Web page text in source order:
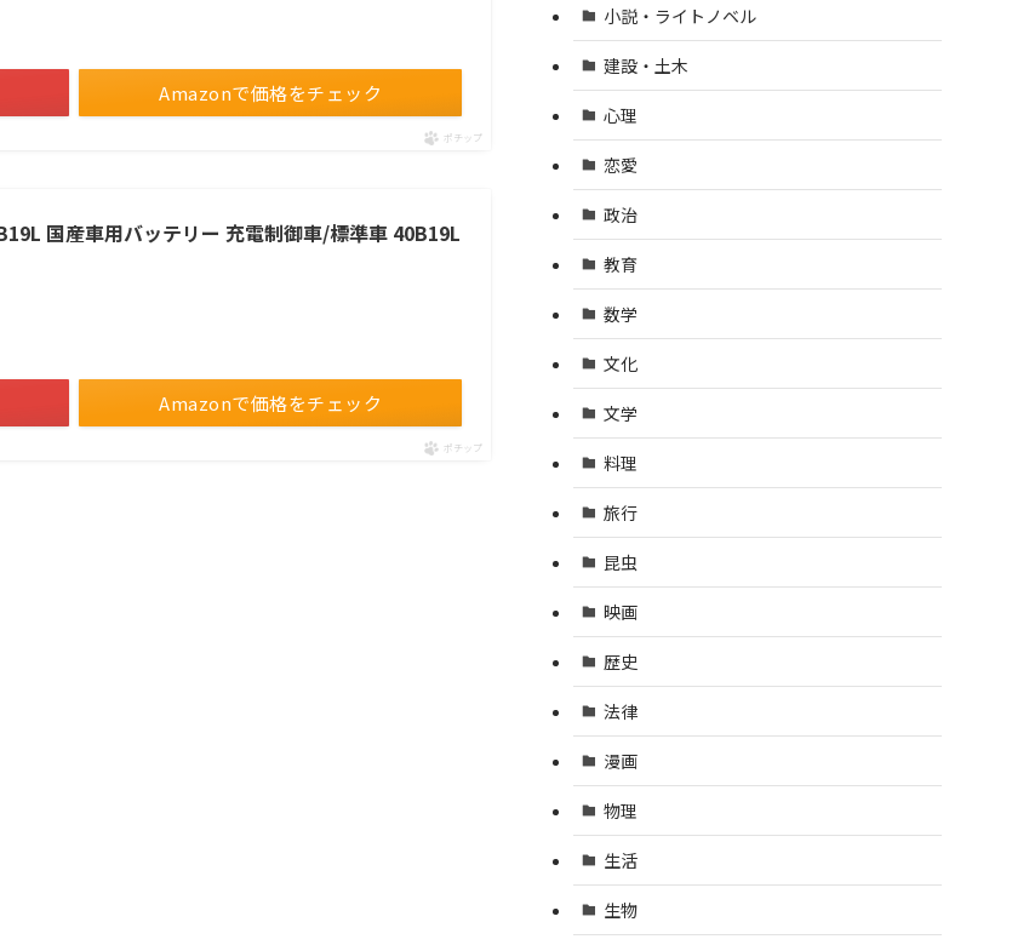
Amazonで価格をチェック
ポチップ
国産車用バッテリー 充電制御車/標準車 40B19L
Amazonで価格をチェック
ポチップ
小説・ライトノベル
建設・土木
心理
恋愛
政治
教育
数学
文化
文学
料理
旅行
昆虫
映画
歴史
法律
漫画
物理
生活
生物